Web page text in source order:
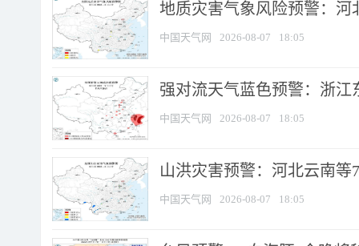
地质灾害气象风险预警：河
中国天气网 2026-08-07 18:05
强对流天气蓝色预警：浙江
中国天气网 2026-08-07 18:05
山洪灾害预警：河北云南
中国天气网 2026-08-07 18:05